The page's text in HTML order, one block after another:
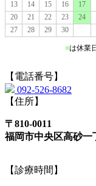
【電話番号】
092-526-8682
【住所】
〒810-0011
福岡市中央区高砂
【診療時間】